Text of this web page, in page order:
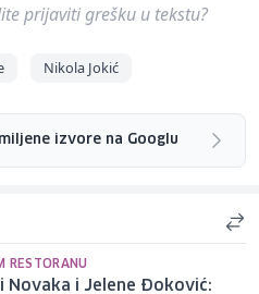
prijaviti grešku u tekstu?
Nikola Jokić
izvore na Googlu
RESTORANU
Novaka i Jelene Đoković: